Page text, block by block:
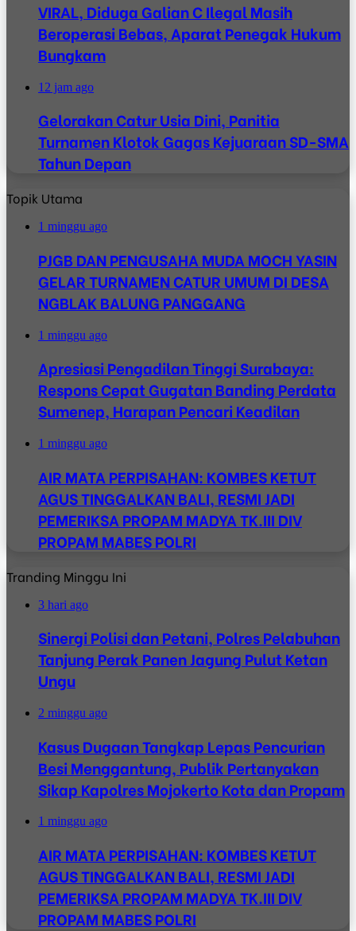
VIRAL, Diduga Galian C Ilegal Masih
Beroperasi Bebas, Aparat Penegak Hukum
Bungkam
12 jam ago
Gelorakan Catur Usia Dini, Panitia
Turnamen Klotok Gagas Kejuaraan SD-SMA
Tahun Depan
Topik Utama
1 minggu ago
PJGB DAN PENGUSAHA MUDA MOCH YASIN
GELAR TURNAMEN CATUR UMUM DI DESA
NGBLAK BALUNG PANGGANG
1 minggu ago
Apresiasi Pengadilan Tinggi Surabaya:
Respons Cepat Gugatan Banding Perdata
Sumenep, Harapan Pencari Keadilan
1 minggu ago
AIR MATA PERPISAHAN: KOMBES KETUT
AGUS TINGGALKAN BALI, RESMI JADI
PEMERIKSA PROPAM MADYA TK.III DIV
PROPAM MABES POLRI
Tranding Minggu Ini
3 hari ago
Sinergi Polisi dan Petani, Polres Pelabuhan
Tanjung Perak Panen Jagung Pulut Ketan
Ungu
2 minggu ago
Kasus Dugaan Tangkap Lepas Pencurian
Besi Menggantung, Publik Pertanyakan
Sikap Kapolres Mojokerto Kota dan Propam
1 minggu ago
AIR MATA PERPISAHAN: KOMBES KETUT
AGUS TINGGALKAN BALI, RESMI JADI
PEMERIKSA PROPAM MADYA TK.III DIV
PROPAM MABES POLRI